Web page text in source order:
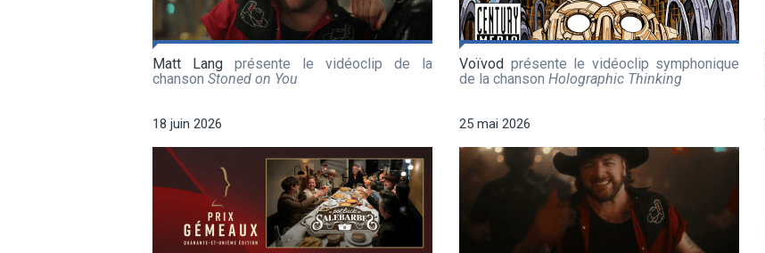
Matt Lang présente le vidéoclip de la
chanson Stoned on You
Voïvod présente le vidéoclip symphonique
de la chanson Holographic Thinking
18 juin 2026 25 mai 2026